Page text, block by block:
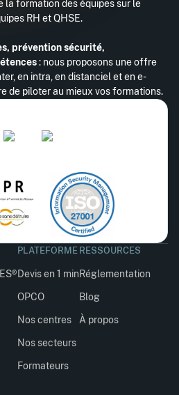
la formation des équipes sur le
RH et QHSE.
prévention sécurité,
: nous proposons une offre
en intra, en distanciel et en e-
de piloter au mieux vos formations.
PLATEFORME
Devis en 1 min
OPCO
Nos centres
Nos secteurs
Formateurs
RESSOURCES
Réglementation
Blog
À propos